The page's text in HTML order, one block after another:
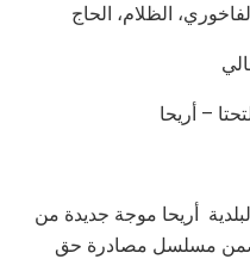
أريحا موجة جديدة من
ضمن مسلسل مصادرة حق